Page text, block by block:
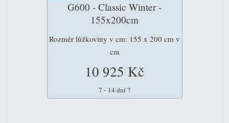
G600 - Classic Winter -
155x200cm
Rozměr lůžkoviny v cm: 155 x 200 cm v
cm
10 925 Kč
7 - 14 dní ?